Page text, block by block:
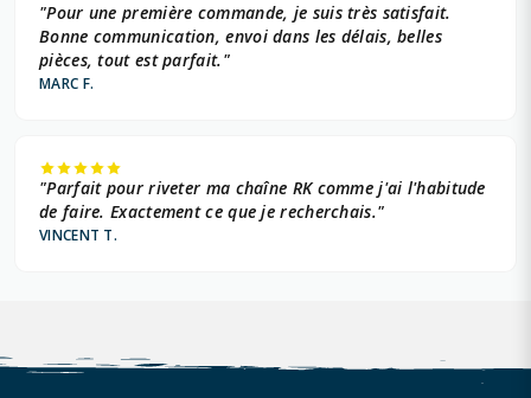
"Pour une première commande, je suis très satisfait.
Bonne communication, envoi dans les délais, belles
pièces, tout est parfait."
MARC F.
"Parfait pour riveter ma chaîne RK comme j'ai l'habitude
de faire. Exactement ce que je recherchais."
VINCENT T.